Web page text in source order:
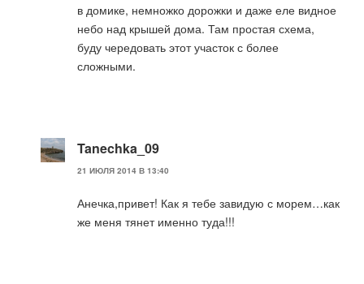
в домике, немножко дорожки и даже еле видное
небо над крышей дома. Там простая схема,
буду чередовать этот участок с более
сложными.
Tanechka_09
21 ИЮЛЯ 2014 В 13:40
Анечка,привет! Как я тебе завидую с морем…как
же меня тянет именно туда!!!